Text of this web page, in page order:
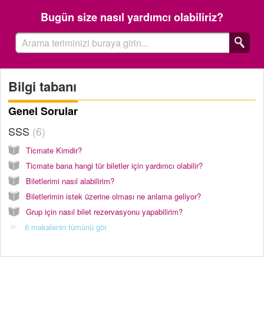
Bugün size nasıl yardımcı olabiliriz?
Bilgi tabanı
Genel Sorular
SSS 6
Ticmate Kimdir?
Ticmate bana hangi tür biletler için yardımcı olabilir?
Biletlerimi nasıl alabilirim?
Biletlerimin istek üzerine olması ne anlama geliyor?
Grup için nasıl bilet rezervasyonu yapabilirim?
6 makalenin tümünü gör